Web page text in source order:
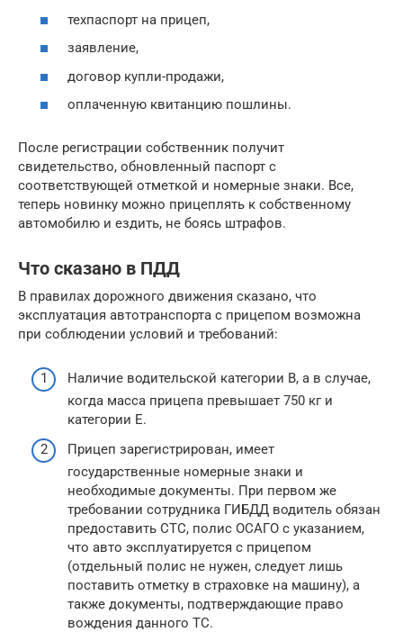
техпаспорт на прицеп,
заявление,
договор купли-продажи,
оплаченную квитанцию пошлины.
После регистрации собственник получит
свидетельство, обновленный паспорт с
соответствующей отметкой и номерные знаки. Все,
теперь новинку можно прицеплять к собственному
автомобилю и ездить, не боясь штрафов.
Что сказано в ПДД
В правилах дорожного движения сказано, что
эксплуатация автотранспорта с прицепом возможна
при соблюдении условий и требований:
Наличие водительской категории В, а в случае,
когда масса прицепа превышает 750 кг и
категории Е.
Прицеп зарегистрирован, имеет
государственные номерные знаки и
необходимые документы. При первом же
требовании сотрудника ГИБДД водитель обязан
предоставить СТС, полис ОСАГО с указанием,
что авто эксплуатируется с прицепом
(отдельный полис не нужен, следует лишь
поставить отметку в страховке на машину), а
также документы, подтверждающие право
вождения данного ТС.